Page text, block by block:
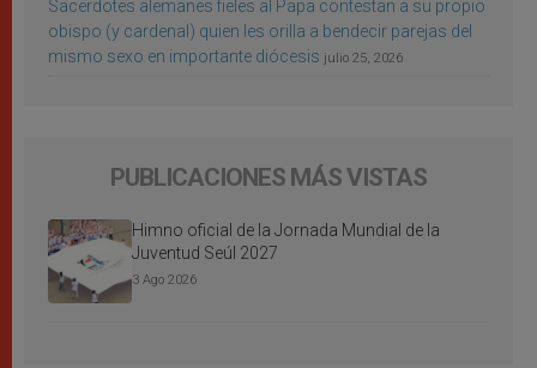
Sacerdotes alemanes fieles al Papa contestan a su propio
obispo (y cardenal) quien les orilla a bendecir parejas del
mismo sexo en importante diócesis julio 25, 2026
PUBLICACIONES MÁS VISTAS
Himno oficial de la Jornada Mundial de la
Juventud Seúl 2027
3 Ago 2026